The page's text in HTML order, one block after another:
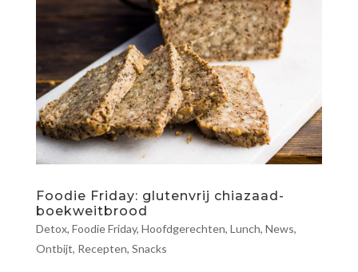
Foodie Friday: glutenvrij chiazaad-
boekweitbrood
Detox, Foodie Friday, Hoofdgerechten, Lunch, News,
Ontbijt, Recepten, Snacks